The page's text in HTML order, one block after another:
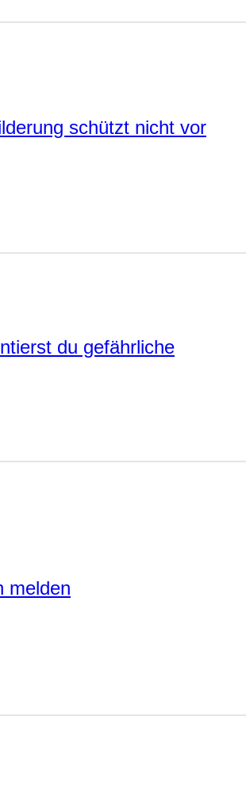
schützt nicht vor
du gefährliche
melden